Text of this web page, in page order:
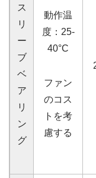
ス
リ
ー
ブ
ベ
ア
リ
ン
グ
動作温
度：25-
40°C
ファン
のコス
トを考
慮する